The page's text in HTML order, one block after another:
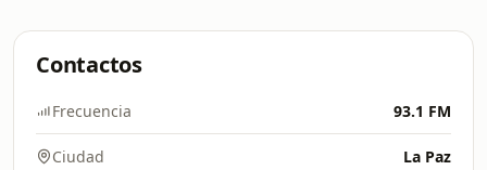
Contactos
Frecuencia 93.1 FM
Ciudad La Paz